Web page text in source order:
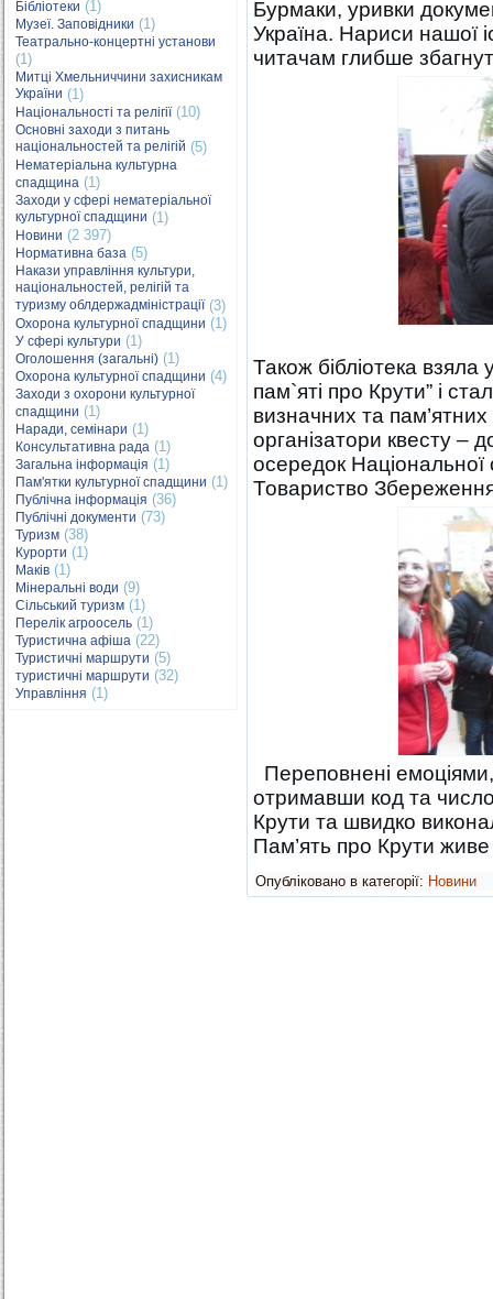
Бібліотеки (1)
Музеї. Заповідники (1)
Театрально-концертні установи
(1)
Митці Хмельниччини захисникам
України (1)
Національності та релігії(10)
Основні заходи з питань
національностей та релігій (5)
Нематеріальна культурна
спадщина (1)
Заходи у сфері нематеріальної
культурної спадщини (1)
Новини (2 397)
Нормативна база (5)
Накази управління культури,
національностей, релігій та
туризму облдержадміністрації(3)
Охорона культурної спадщини (1)
У сфері культури (1)
Оголошення (загальні) (1)
Охорона культурної спадщини (4)
Заходи з охорони культурної
спадщини (1)
Наради, семінари (1)
Консультативна рада (1)
Загальна інформація (1)
Пам'ятки культурної спадщини (1)
Публічна інформація (36)
Публічні документи (73)
Туризм (38)
Курорти (1)
Маків (1)
Мінеральні води (9)
Сільський туризм (1)
Перелік агроосель (1)
Туристична афіша (22)
Туристичні маршрути (5)
туристичні маршрути (32)
Управління (1)
Бурмаки, уривки
Україна. Нариси нашої
читачам глибше
Також бібліотека взяла
пам`яті про Крути” і
визначних та
організатори квесту –
осередок Національної
Товариство Збереження
Переповнені
отримавши код та
Крути та швидко
Пам’ять про Крути живе
Опубліковано в категорії: Новини